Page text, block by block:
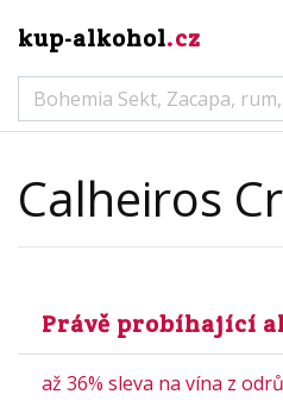
kup-alkohol.cz
Calheiros
Právě probíhající
až 36% sleva na vína z